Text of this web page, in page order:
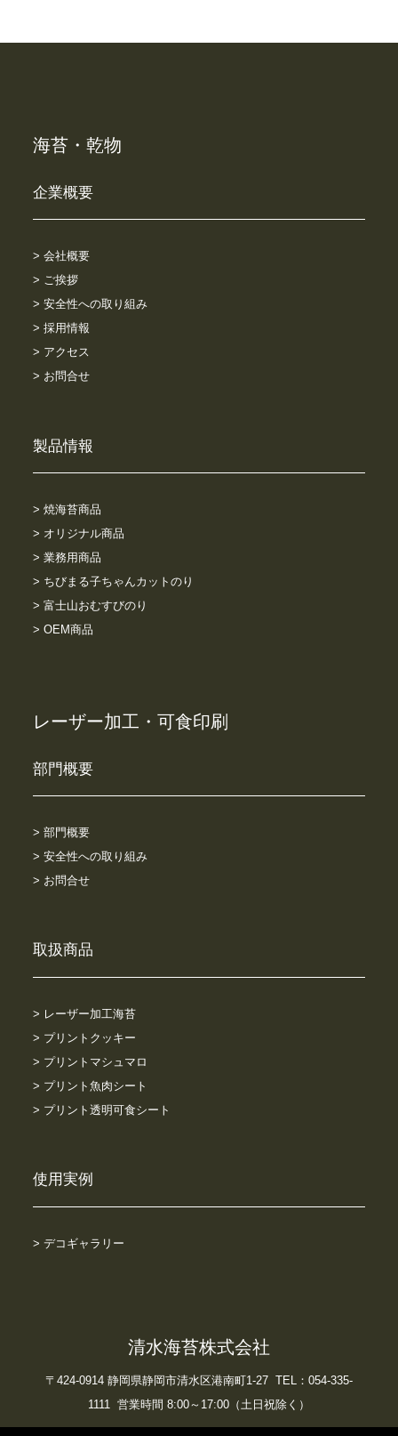
海苔・乾物
企業概要
> 会社概要
> ご挨拶
> 安全性への取り組み
> 採用情報
> アクセス
> お問合せ
製品情報
> 焼海苔商品
> オリジナル商品
> 業務用商品
> ちびまる子ちゃんカットのり
> 富士山おむすびのり
> OEM商品
レーザー加工・可食印刷
部門概要
> 部門概要
> 安全性への取り組み
> お問合せ
取扱商品
> レーザー加工海苔
> プリントクッキー
> プリントマシュマロ
> プリント魚肉シート
> プリント透明可食シート
使用実例
> デコギャラリー
清水海苔株式会社
〒424-0914 静岡県静岡市清水区港南町1-27 TEL：054-335-
1111 営業時間 8:00～17:00（土日祝除く）